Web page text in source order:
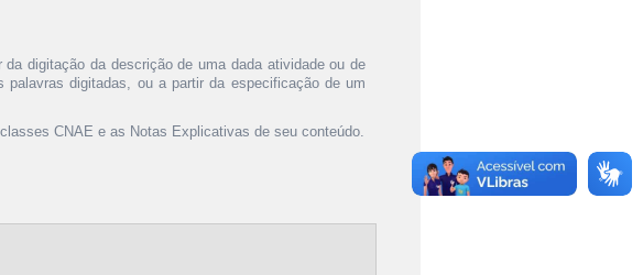
digitação da descrição de uma dada atividade ou de
digitadas, ou a partir da especificação de um
CNAE e as Notas Explicativas de seu conteúdo.